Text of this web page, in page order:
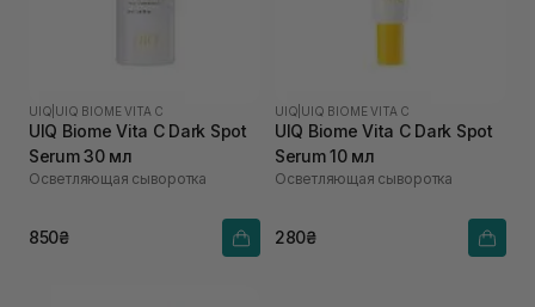
UIQ UIQ BIOME VITA C
UIQ Biome Vita C Dark Spot
Serum 30 мл
Осветляющая сыворотка
850₴
UIQ UIQ BIOME VITA C
UIQ Biome Vita C Dark Spot
Serum 10 мл
Осветляющая сыворотка
280₴